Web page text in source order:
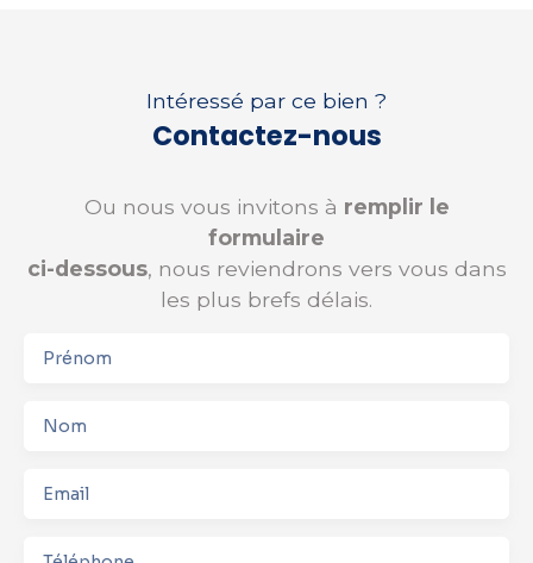
Intéressé par ce bien ?
Contactez-nous
Ou nous vous invitons à remplir le
formulaire
ci-dessous, nous reviendrons vers vous dans
les plus brefs délais.
Prénom
Nom
Email